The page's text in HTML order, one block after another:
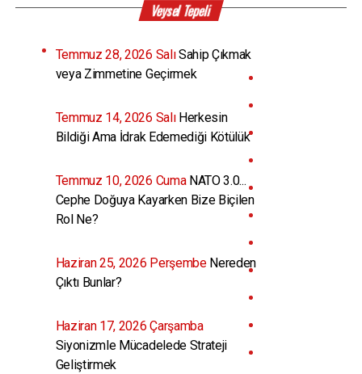
Veysel Tepeli
Temmuz 28, 2026 SalıSahip Çıkmak
veya Zimmetine Geçirmek
Temmuz 14, 2026 SalıHerkesin
Bildiği Ama İdrak Edemediği Kötülük
Temmuz 10, 2026 CumaNATO 3.0...
Cephe Doğuya Kayarken Bize Biçilen
Rol Ne?
Haziran 25, 2026 PerşembeNereden
Çıktı Bunlar?
Haziran 17, 2026 Çarşamba
Siyonizmle Mücadelede Strateji
Geliştirmek